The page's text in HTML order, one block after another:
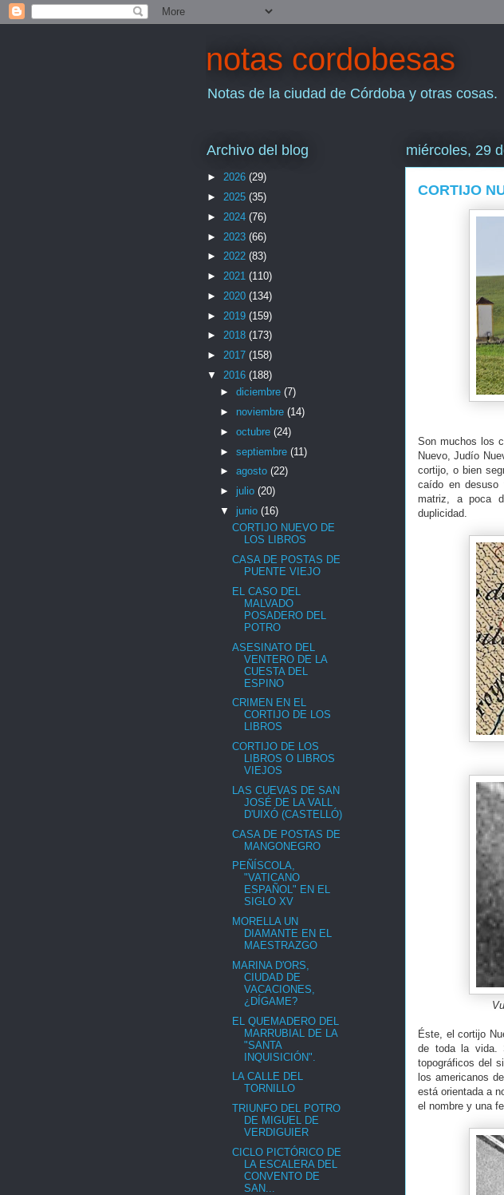
notas cordobesas
Notas de la ciudad de Córdoba y otras cosas.
miércoles, 29
CORTIJO
Son muchos los
Nuevo, Judío
cortijo, o bien
caído en desuso
matriz, a poca
duplicidad.
Éste, el cortijo
de toda la vida.
topográficos del
los americanos
está orientada a
el nombre y una
Archivo del blog
► 2026 (29)
► 2025 (35)
► 2024 (76)
► 2023 (66)
► 2022 (83)
► 2021 (110)
► 2020 (134)
► 2019 (159)
► 2018 (173)
► 2017 (158)
▼ 2016 (188)
► diciembre (7)
► noviembre (14)
► octubre (24)
► septiembre (11)
► agosto (22)
► julio (20)
▼ junio (16)
CORTIJO NUEVO DE
LOS LIBROS
CASA DE POSTAS DE
PUENTE VIEJO
EL CASO DEL
MALVADO
POSADERO DEL
POTRO
ASESINATO DEL
VENTERO DE LA
CUESTA DEL
ESPINO
CRIMEN EN EL
CORTIJO DE LOS
LIBROS
CORTIJO DE LOS
LIBROS O LIBROS
VIEJOS
LAS CUEVAS DE SAN
JOSÉ DE LA VALL
D'UIXÓ (CASTELLÓ)
CASA DE POSTAS DE
MANGONEGRO
PEÑÍSCOLA,
"VATICANO
ESPAÑOL" EN EL
SIGLO XV
MORELLA UN
DIAMANTE EN EL
MAESTRAZGO
MARINA D'ORS,
CIUDAD DE
VACACIONES,
¿DÍGAME?
EL QUEMADERO DEL
MARRUBIAL DE LA
"SANTA
INQUISICIÓN".
LA CALLE DEL
TORNILLO
TRIUNFO DEL POTRO
DE MIGUEL DE
VERDIGUIER
CICLO PICTÓRICO DE
LA ESCALERA DEL
CONVENTO DE
SAN...